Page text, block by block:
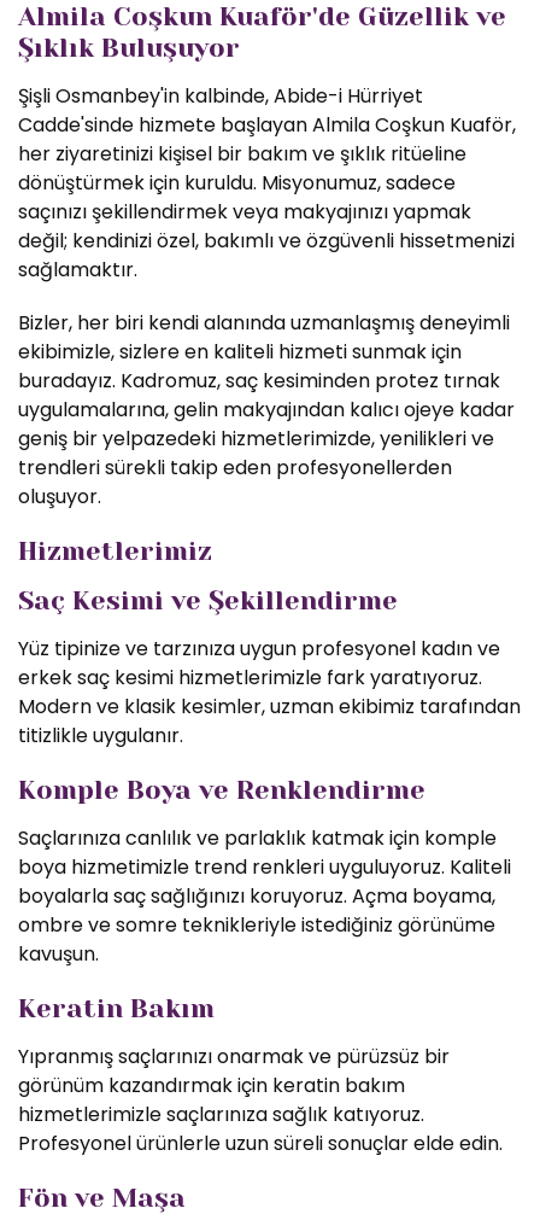
Almila Coşkun Kuaför'de Güzellik ve
Şıklık Buluşuyor
Şişli Osmanbey'in kalbinde, Abide-i Hürriyet
Cadde'sinde hizmete başlayan Almila Coşkun Kuaför,
her ziyaretinizi kişisel bir bakım ve şıklık ritüeline
dönüştürmek için kuruldu. Misyonumuz, sadece
saçınızı şekillendirmek veya makyajınızı yapmak
değil; kendinizi özel, bakımlı ve özgüvenli hissetmenizi
sağlamaktır.
Bizler, her biri kendi alanında uzmanlaşmış deneyimli
ekibimizle, sizlere en kaliteli hizmeti sunmak için
buradayız. Kadromuz, saç kesiminden protez tırnak
uygulamalarına, gelin makyajından kalıcı ojeye kadar
geniş bir yelpazedeki hizmetlerimizde, yenilikleri ve
trendleri sürekli takip eden profesyonellerden
oluşuyor.
Hizmetlerimiz
Saç Kesimi ve Şekillendirme
Yüz tipinize ve tarzınıza uygun profesyonel kadın ve
erkek saç kesimi hizmetlerimizle fark yaratıyoruz.
Modern ve klasik kesimler, uzman ekibimiz tarafından
titizlikle uygulanır.
Komple Boya ve Renklendirme
Saçlarınıza canlılık ve parlaklık katmak için komple
boya hizmetimizle trend renkleri uyguluyoruz. Kaliteli
boyalarla saç sağlığınızı koruyoruz. Açma boyama,
ombre ve somre teknikleriyle istediğiniz görünüme
kavuşun.
Keratin Bakım
Yıpranmış saçlarınızı onarmak ve pürüzsüz bir
görünüm kazandırmak için keratin bakım
hizmetlerimizle saçlarınıza sağlık katıyoruz.
Profesyonel ürünlerle uzun süreli sonuçlar elde edin.
Fön ve Maşa